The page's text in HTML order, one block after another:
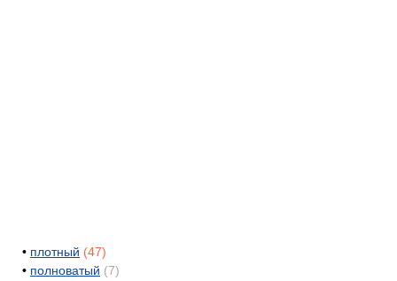
• плотный (47)
• полноватый (7)